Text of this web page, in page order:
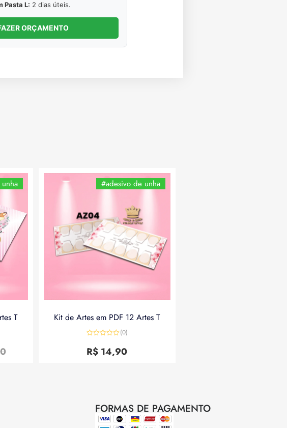
Pasta L: 2 dias úteis.
ORÇAMENTO
T
#adesivo de unha
Kit de Artes em PDF 12 Artes T
0
de
(0)
R$ 14,90
FORMAS DE PAGAMENTO